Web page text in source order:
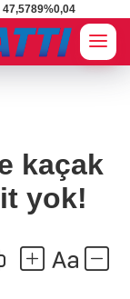
47,5789%0,04
kaçak
yok!